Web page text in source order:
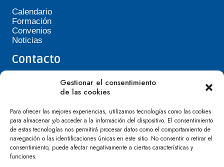
Gestionar el consentimiento
de las cookies
Para ofrecer las mejores experiencias, utilizamos tecnologías como las cookies
para almacenar y/o acceder a la información del dispositivo. El consentimiento
de estas tecnologías nos permitirá procesar datos como el comportamiento de
navegación o las identificaciones únicas en este sitio. No consentir o retirar el
consentimiento, puede afectar negativamente a ciertas características y
funciones.
Calendario
Formación
Convenios
Noticias
Contacto
Teléfono de Asepavi: 623 394 601
asepavi20@gmail.com
Villafranca